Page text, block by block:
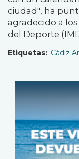
ciudad", ha
agradecido a
del Deporte
Etiquetas Cádiz